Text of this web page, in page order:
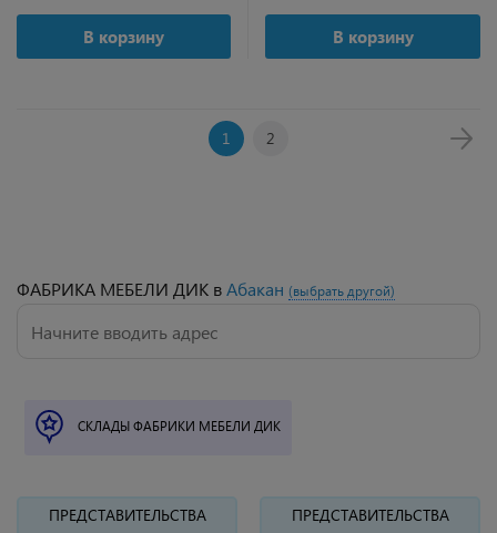
В корзину В корзину
1 2
ФАБРИКА МЕБЕЛИ ДИК вАбакан (выбрать другой)
СКЛАДЫ ФАБРИКИ МЕБЕЛИ ДИК
ПРЕДСТАВИТЕЛЬСТВА
ПРЕДСТАВИТЕЛЬСТВА